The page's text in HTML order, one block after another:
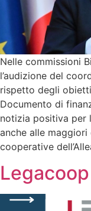
Nelle commissioni
l’audizione del
rispetto degli
Documento di
notizia positiva per
anche alle
cooperative